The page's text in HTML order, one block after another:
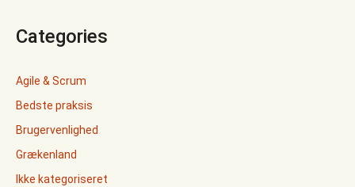
Categories
Agile & Scrum
Bedste praksis
Brugervenlighed
Grækenland
Ikke kategoriseret